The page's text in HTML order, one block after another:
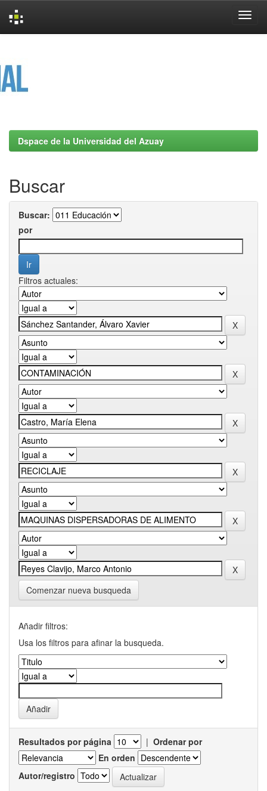
Dspace de la Universidad del Azuay
Buscar
Buscar:
por
Filtros actuales:
Comenzar nueva busqueda
Añadir filtros:
Usa los filtros para afinar la busqueda.
Resultados por página | Ordenar por
En orden
Autor/registro